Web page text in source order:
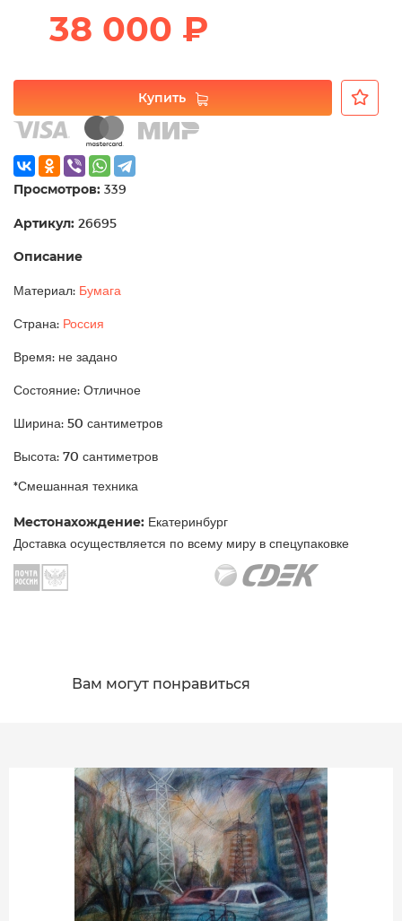
38 000 ₽
Купить
Просмотров: 339
Артикул: 26695
Описание
Материал: Бумага
Страна: Россия
Время: не задано
Состояние: Отличное
Ширина: 50 сантиметров
Высота: 70 сантиметров
*Смешанная техника
Местонахождение: Екатеринбург
Доставка осуществляется по всему миру в спецупаковке
Вам могут понравиться